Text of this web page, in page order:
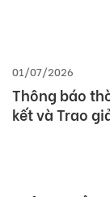
01/07/2026
Thông báo
kết và Trao